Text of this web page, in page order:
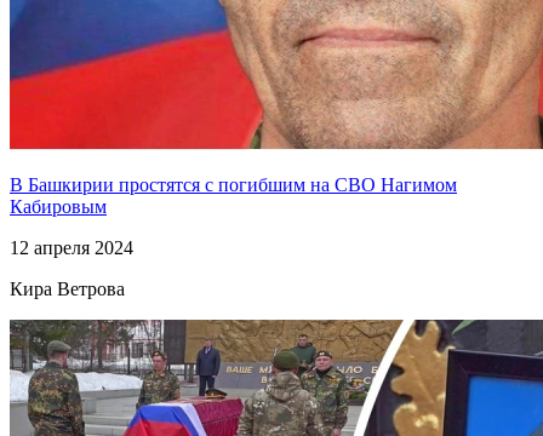
В Башкирии простятся с погибшим на СВО Нагимом
Кабировым
12 апреля 2024
Кира Ветрова